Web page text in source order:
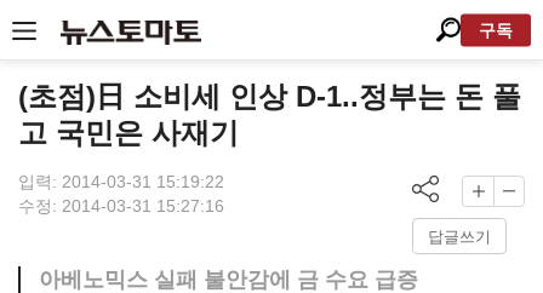
구독
(초점)日 소비세 인상 D-1..정부는 돈 풀
고 국민은 사재기
입력: 2014-03-31 15:19:22
수정: 2014-03-31 15:27:16
답글쓰기
아베노믹스 실패 불안감에 금 수요 급증